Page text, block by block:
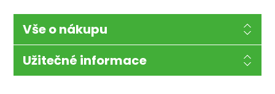
Vše o nákupu
Užitečné informace